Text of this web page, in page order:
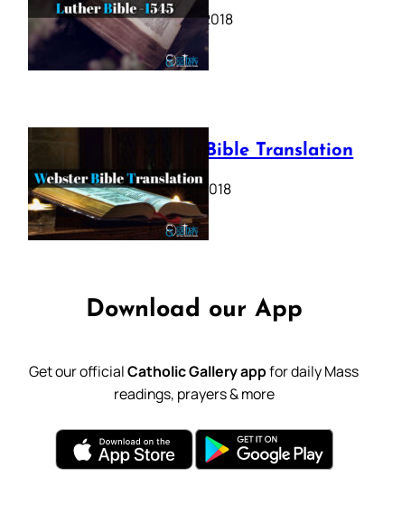
October 17, 2018
Webster Bible Translation
October 11, 2018
Download our App
Get our officialCatholic Gallery appfor daily Mass
readings, prayers & more